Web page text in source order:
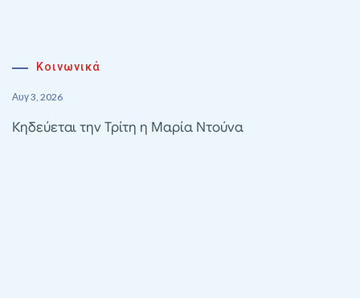
Κοινωνικά
Αυγ 3, 2026
Κηδεύεται την Τρίτη η Μαρία Ντούνα